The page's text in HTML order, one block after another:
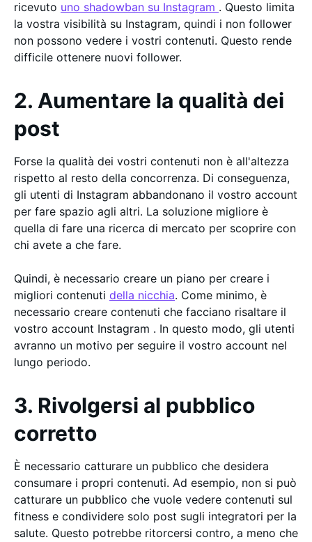
ricevuto uno shadowban su Instagram . Questo limita
la vostra visibilità su Instagram, quindi i non follower
non possono vedere i vostri contenuti. Questo rende
difficile ottenere nuovi follower.
2. Aumentare la qualità dei
post
Forse la qualità dei vostri contenuti non è all'altezza
rispetto al resto della concorrenza. Di conseguenza,
gli utenti di Instagram abbandonano il vostro account
per fare spazio agli altri. La soluzione migliore è
quella di fare una ricerca di mercato per scoprire con
chi avete a che fare.
Quindi, è necessario creare un piano per creare i
migliori contenuti della nicchia. Come minimo, è
necessario creare contenuti che facciano risaltare il
vostro account Instagram . In questo modo, gli utenti
avranno un motivo per seguire il vostro account nel
lungo periodo.
3. Rivolgersi al pubblico
corretto
È necessario catturare un pubblico che desidera
consumare i propri contenuti. Ad esempio, non si può
catturare un pubblico che vuole vedere contenuti sul
fitness e condividere solo post sugli integratori per la
salute. Questo potrebbe ritorcersi contro, a meno che